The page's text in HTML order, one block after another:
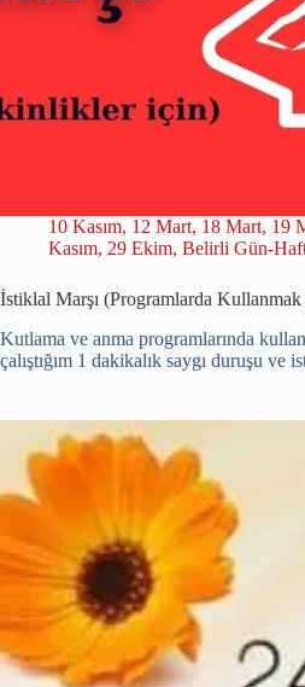
10 Kasım, 12 Mart, 18 Mart, 19
Kasım, 29 Ekim, Belirli Gün-
İstiklal Marşı (Programlarda
Kutlama ve anma programlarında
çalıştığım 1 dakikalık saygı duruşu ve